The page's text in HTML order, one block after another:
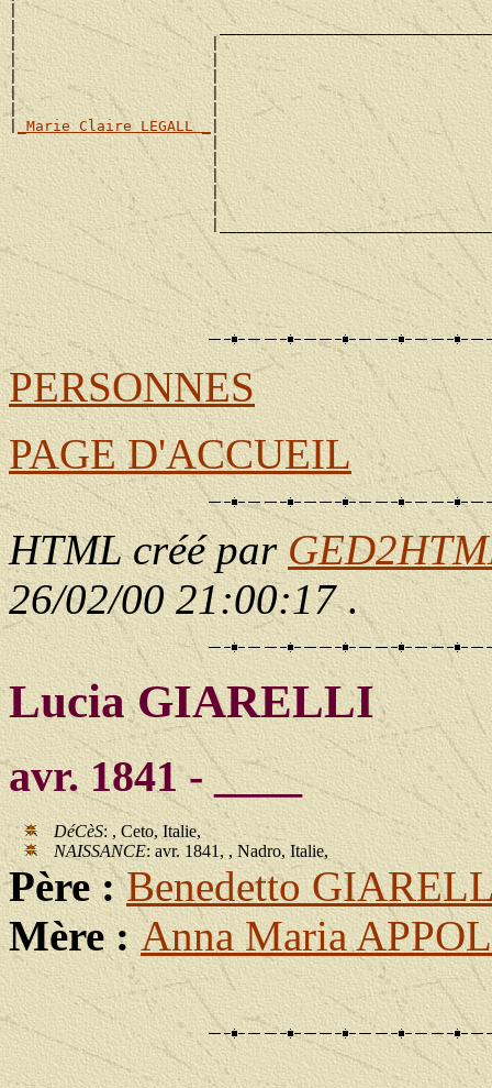
|                                                        |
|
|                      |                                 |
|                      |                                 |
|                      |
|                      |
|                      |
| _Marie Claire LEGALL _|
|
|
|
|
|
PERSONNES
PAGE D'ACCUEIL
HTML créé par
26/02/00 21:00:17.
Lucia GIARELLI
avr. 1841 - ____
DéCèS: , Ceto, Italie,
NAISSANCE: avr. 1841, , Nadro, Italie,
Père :Benedetto
Mère :Anna Maria